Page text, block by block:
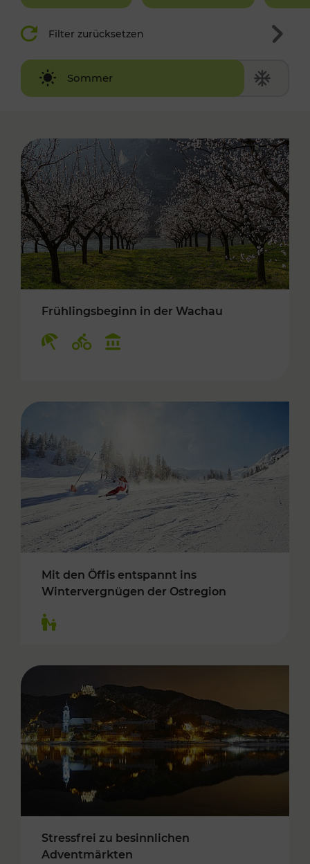
Filter zurücksetzen
Sommer
Winter
Frühlingsbeginn in der Wachau
Mit den Öffis entspannt ins
Wintervergnügen der Ostregion
Stressfrei zu besinnlichen
Adventmärkten